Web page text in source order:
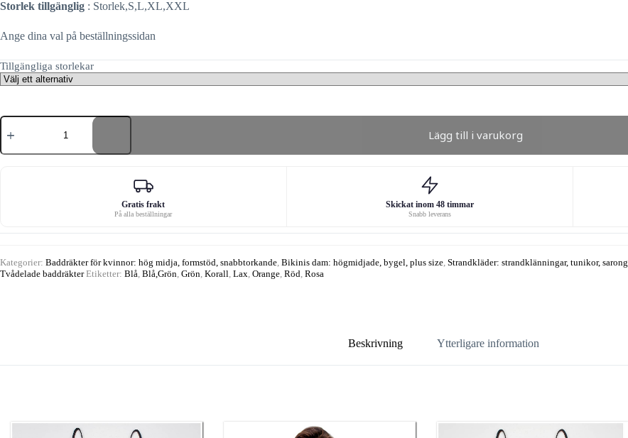
Storlek tillgänglig : Storlek,S,L,XL,XXL
Ange dina val på beställningssidan
Tillgängliga storlekar
Sexig
tvåfärgad
up
Lägg till i varukorg
Gratis frakt
På alla beställningar
Skickat inom 48 timmar
Snabb leverans
Kategorier: Baddräkter för kvinnor: hög midja, formstöd, snabbtorkande Bikinis dam: högmidjade, bygel, plus size Strandkläder: strandklänningar, tunikor, sarong
Tvådelade baddräkter Etiketter: Blå Blå,Grön Grön Korall Lax Orange Röd Rosa
Beskrivning Ytterligare information